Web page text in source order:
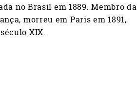
no Brasil em 1889. Membro da
morreu em Paris em 1891,
XIX.